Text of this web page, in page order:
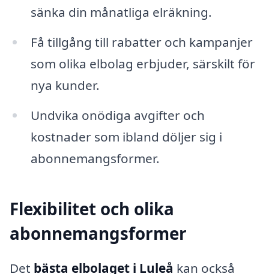
sänka din månatliga elräkning.
Få tillgång till rabatter och kampanjer
som olika elbolag erbjuder, särskilt för
nya kunder.
Undvika onödiga avgifter och
kostnader som ibland döljer sig i
abonnemangsformer.
Flexibilitet och olika
abonnemangsformer
Det bästa elbolaget i Luleå kan också